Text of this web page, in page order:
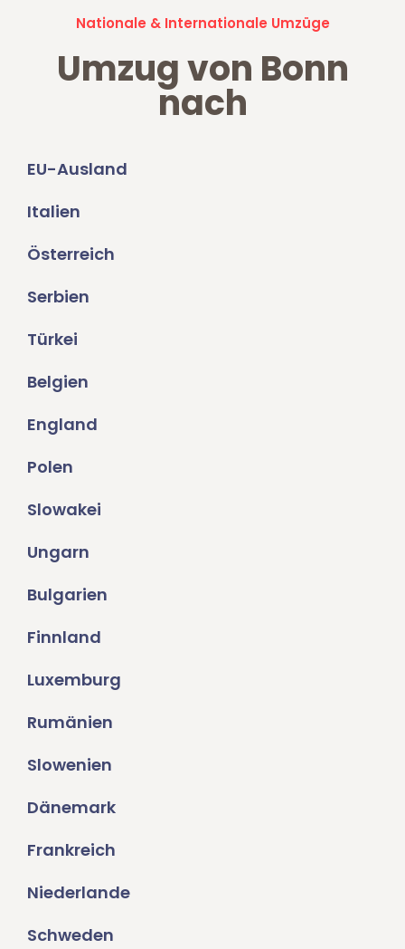
Nationale & Internationale Umzüge
Umzug von Bonn
nach
EU-Ausland
Italien
Österreich
Serbien
Türkei
Belgien
England
Polen
Slowakei
Ungarn
Bulgarien
Finnland
Luxemburg
Rumänien
Slowenien
Dänemark
Frankreich
Niederlande
Schweden